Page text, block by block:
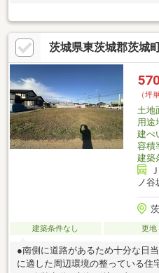
茨城県東茨城郡茨城
570
（坪
土地
用途
建ぺ
容積
建築
ノ谷
建築条件なし 更地
●南側に道路があるため十分な日
に適した周辺環境の整っている住